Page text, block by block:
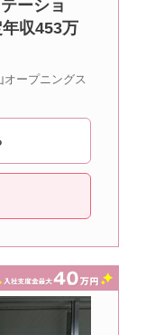
ーショ
収453万
ープニングス